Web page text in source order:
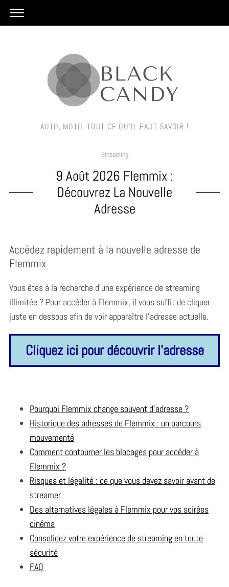
AUTO, MOTO, TOUT CE QU'IL FAUT SAVOIR !
Streaming
9 Août 2026 Flemmix :
Découvrez La Nouvelle
Adresse
Accédez rapidement à la nouvelle adresse de
Flemmix
Vous êtes à la recherche d’une expérience de streaming
illimitée ? Pour accéder à Flemmix, il vous suffit de cliquer
juste en dessous afin de voir apparaître l’adresse actuelle.
Cliquez ici pour découvrir l'adresse
Pourquoi Flemmix change souvent d’adresse ?
Historique des adresses de Flemmix : un parcours
mouvementé
Comment contourner les blocages pour accéder à
Flemmix ?
Risques et légalité : ce que vous devez savoir avant de
streamer
Des alternatives légales à Flemmix pour vos soirées
cinéma
Consolidez votre expérience de streaming en toute
sécurité
FAQ